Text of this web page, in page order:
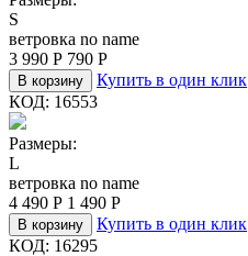
S
ветровка no name
3 990 Р 790 Р
В корзину
Купить в один клик
КОД: 16553
Размеры:
L
ветровка no name
4 490 Р 1 490 Р
В корзину
Купить в один клик
КОД: 16295